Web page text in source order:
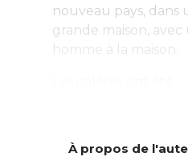
nouveau pays, dans
grande maison, avec
homme à la maison.
À propos de